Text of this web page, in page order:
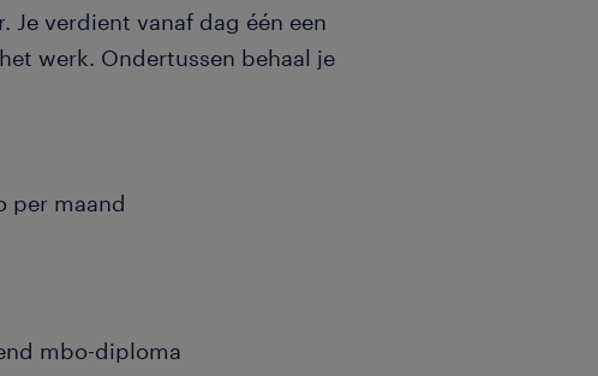
verdient vanaf dag één een
werk. Ondertussen behaal je
per maand
mbo-diploma